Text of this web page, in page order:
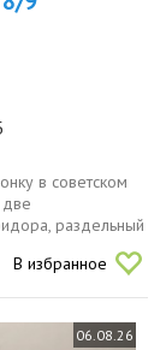
в советском
две
раздельный
кв.м и 11 кв.м,
В избранное
06.08.26